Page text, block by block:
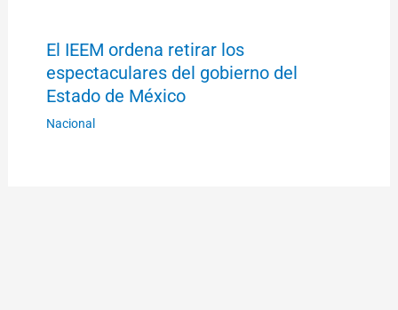
El IEEM ordena retirar los
espectaculares del gobierno del
Estado de México
Nacional